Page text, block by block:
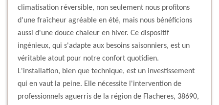
climatisation réversible, non seulement nous profitons
d'une fraîcheur agréable en été, mais nous bénéficions
aussi d'une douce chaleur en hiver. Ce dispositif
ingénieux, qui s'adapte aux besoins saisonniers, est un
véritable atout pour notre confort quotidien.
L'installation, bien que technique, est un investissement
qui en vaut la peine. Elle nécessite l'intervention de
professionnels aguerris de la région de Flacheres, 38690,